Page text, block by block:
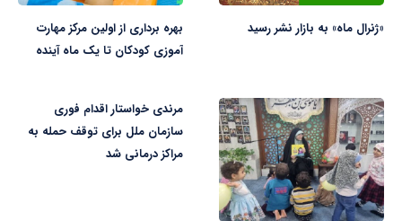
«ژنرال ماه» به بازار نشر رسید
بهره برداری از اولین مرکز مهارت
آموزی کودکان تا یک ماه آینده
مرندی خواستار اقدام فوری
سازمان ملل برای توقف حمله به
مراکز درمانی شد